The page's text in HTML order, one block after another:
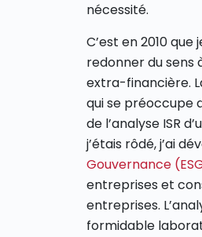
nécessité.
C’est en 2010
redonner du
extra-financière.
qui se préoccupe
de l’analyse ISR
j’étais rôdé, j’ai
Gouvernance
entreprises et
entreprises.
formidable